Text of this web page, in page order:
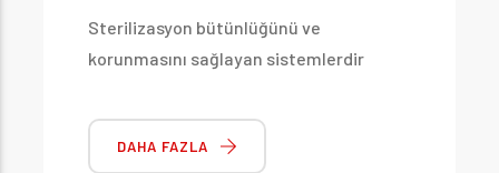
Sterilizasyon bütünlüğünü ve
korunmasını sağlayan sistemlerdir
DAHA FAZLA